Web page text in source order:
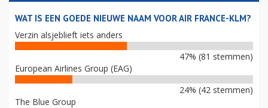
WAT IS EEN GOEDE NIEUWE NAAM VOOR AIR FRANCE-KLM?
Verzin alsjeblieft iets anders
47% (81 stemmen)
European Airlines Group (EAG)
24% (42 stemmen)
The Blue Group